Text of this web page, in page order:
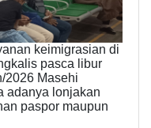
keimigrasian di
pasca libur
2026 Masehi
adanya lonjakan
paspor maupun